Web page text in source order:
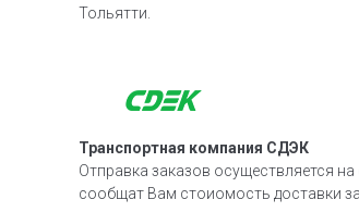
Тольятти.
Транспортная компания СДЭК
Отправка заказов осуществляется
сообщат Вам стоиомость доставки